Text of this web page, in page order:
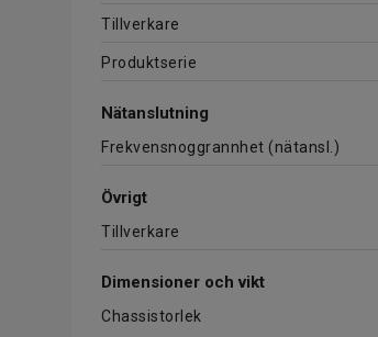
Tillverkare
Produktserie
Nätanslutning
Frekvensnoggrannhet (nätansl.)
Övrigt
Tillverkare
Dimensioner och vikt
Chassistorlek